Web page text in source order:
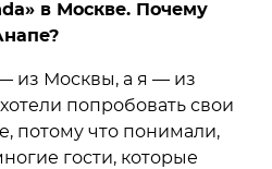
в Москве. Почему
из Москвы, а я — из
попробовать свои
потому что понимали,
гости, которые